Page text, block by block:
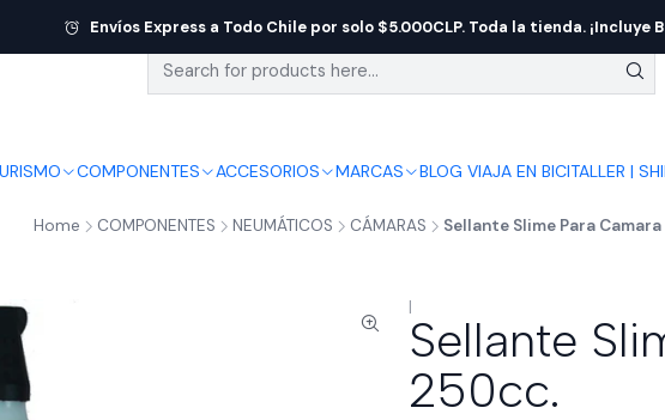
COMPONENTES ACCESORIOS MARCAS BLOG VIAJA EN BICITALLER |
Envíos Express a Todo Chile por solo $5.000CLP. Toda la tienda. ¡Incluye
Home COMPONENTES NEUMÁTICOS CÁMARAS Sellante Slime Para
|
Sellante
250cc.